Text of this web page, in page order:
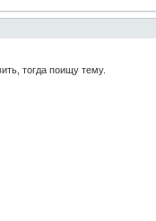
тогда поищу тему.